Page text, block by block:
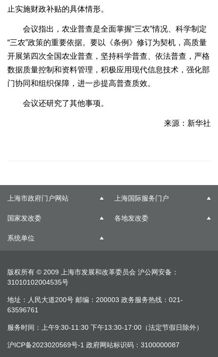
止实施财政补贴的具体情形。
会议指出，农业普查是全面掌握“三农”情况、科学制定
“三农”政策的重要依据。要以《条例》修订为契机，高质量
开展第四次全国农业普查，坚持科学普查、依法普查，严格
数据质量控制和资料管理，积极应用现代信息技术，强化部
门协同和组织保障，进一步提高普查质效。
会议还研究了其他事项。
来源：新华社
上海市政府门户网站 上海国际服务门户
国家发改委 各地发改委
系统单位
版权所有 © 2009 上海市发展和改革委员会 沪公网安备：
31010102004535号
地址：人民大道200号 邮编：200003 政务服务热线：021-
63596761
服务时间：上午9:30-11:30 下午13:30-17:00（法定节假日除外）
沪ICP备2023020569号-1 政府网站标识码：3100000087